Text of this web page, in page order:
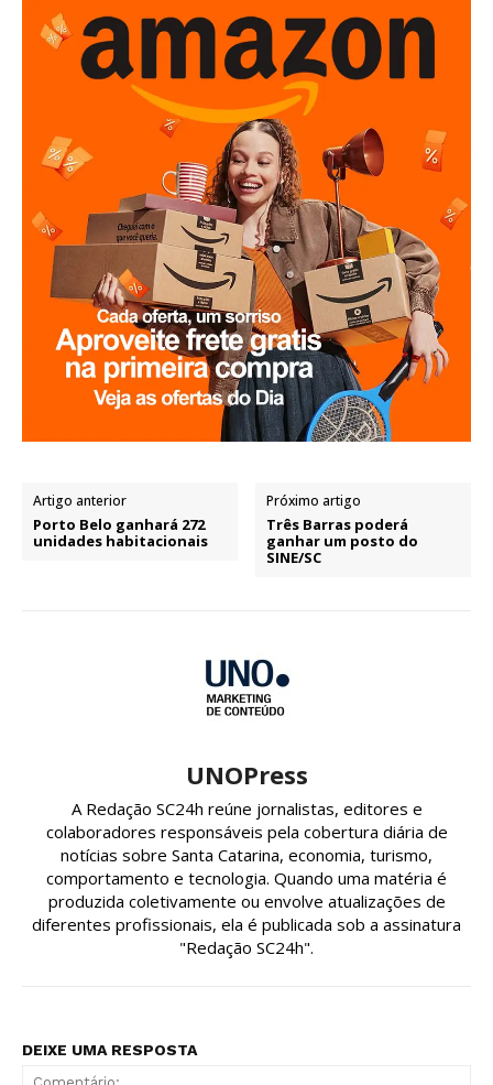
Artigo anterior
Porto Belo ganhará 272
unidades habitacionais
Próximo artigo
Três Barras poderá
ganhar um posto do
SINE/SC
UNOPress
A Redação SC24h reúne jornalistas, editores e
colaboradores responsáveis pela cobertura diária de
notícias sobre Santa Catarina, economia, turismo,
comportamento e tecnologia. Quando uma matéria é
produzida coletivamente ou envolve atualizações de
diferentes profissionais, ela é publicada sob a assinatura
"Redação SC24h".
DEIXE UMA RESPOSTA